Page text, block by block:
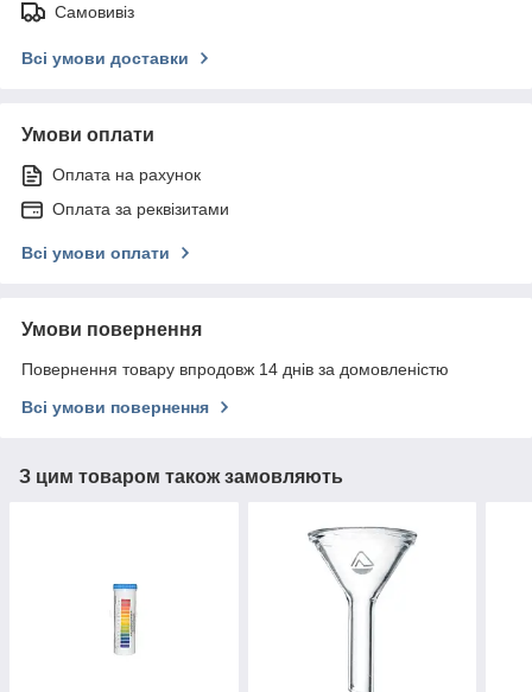
Самовивіз
Всі умови доставки
Умови оплати
Оплата на рахунок
Оплата за реквізитами
Всі умови оплати
Умови повернення
Повернення товару впродовж 14 днів за домовленістю
Всі умови повернення
З цим товаром також замовляють